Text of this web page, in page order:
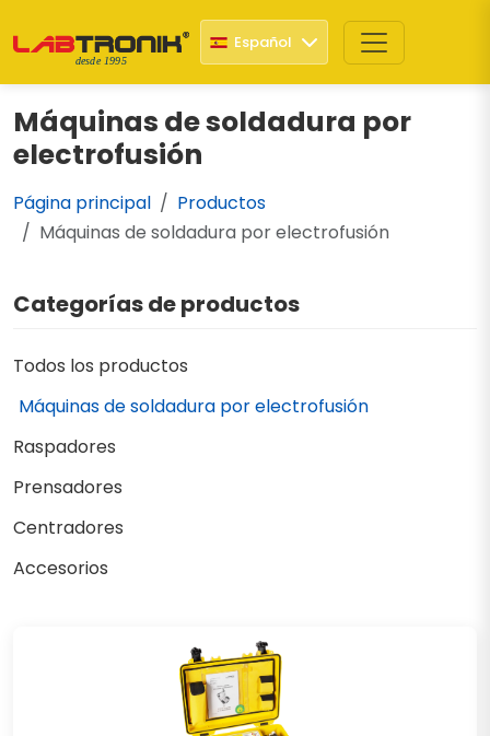
desde 1995
Español
Máquinas de soldadura por
electrofusión
Página principal
Productos
Máquinas de soldadura por electrofusión
Categorías de productos
Todos los productos
Máquinas de soldadura por electrofusión
Raspadores
Prensadores
Centradores
Accesorios